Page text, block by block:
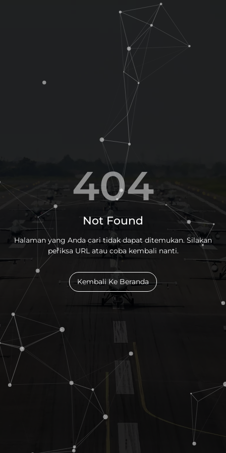
404
Not Found
Halaman yang Anda cari tidak dapat ditemukan. Silakan
periksa URL atau coba kembali nanti.
Kembali Ke Beranda